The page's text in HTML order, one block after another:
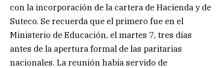
con la incorporación de la cartera de Hacienda y de
Suteco. Se recuerda que el primero fue en el
Ministerio de Educación, el martes 7, tres días
antes de la apertura formal de las paritarias
nacionales. La reunión había servido de